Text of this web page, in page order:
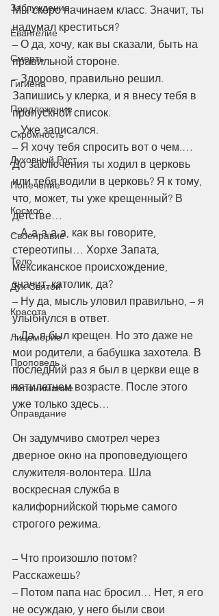
Заблуждения
Евангелие
Смерть
Гигиена
Предложение
Скромность
Духовный Рост
Попечение
Космос
Своенравие
Тело
Дух Святой
Красота
Лицемерие
Проповедь
Непонимание
Оправдание
Мы скоро начинаем класс. Значит, ты
надумал креститься?
– О да, хочу, как вы сказали, быть на
правильной стороне.
– Здорово, правильно решил.
Запишись у клерка, и я внесу тебя в
пропускной список.
– Уже записался.
– Я хочу тебя спросить вот о чем.…
До заключения ты ходил в церковь
или тебя водили в церковь? Я к тому,
что, может, ты уже крещенный? В
детстве…
– А-а-а-а-а, как вы говорите,
стереотипы… Хорхе Запата,
мексиканское происхождение,
значит, католик, да?
– Ну да, мысль уловил правильно, – я
улыбнулся в ответ.
– Да, я был крещен. Но это даже не
мои родители, а бабушка захотела. В
последний раз я был в церкви еще в
пятилетнем возрасте. После этого
уже только здесь…
Он задумчиво смотрел через
дверное окно на проповедующего
служителя-волонтера. Шла
воскресная служба в
калифорнийской тюрьме самого
строгого режима.
– Что произошло потом?
Расскажешь?
– Потом папа нас бросил… Нет, я его
не осуждаю, у него были свои